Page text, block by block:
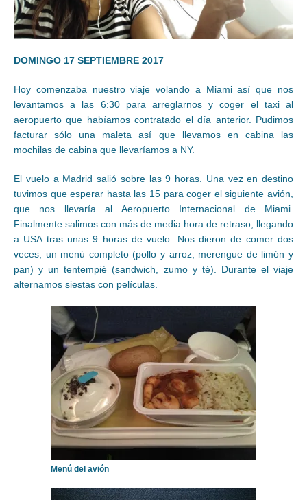
DOMINGO 17 SEPTIEMBRE 2017
Hoy comenzaba nuestro viaje volando a Miami así que nos
levantamos a las 6:30 para arreglarnos y coger el taxi al
aeropuerto que habíamos contratado el día anterior. Pudimos
facturar sólo una maleta así que llevamos en cabina las
mochilas de cabina que llevaríamos a NY.
El vuelo a Madrid salió sobre las 9 horas. Una vez en destino
tuvimos que esperar hasta las 15 para coger el siguiente avión,
que nos llevaría al Aeropuerto Internacional de Miami.
Finalmente salimos con más de media hora de retraso, llegando
a USA tras unas 9 horas de vuelo. Nos dieron de comer dos
veces, un menú completo (pollo y arroz, merengue de limón y
pan) y un tentempié (sandwich, zumo y té). Durante el viaje
alternamos siestas con películas.
Menú del avión